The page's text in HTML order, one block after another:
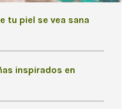
tu piel se vea sana
inspirados en